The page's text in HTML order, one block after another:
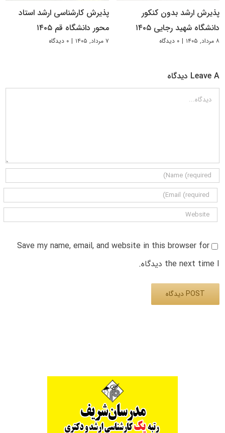
پذیرش ارشد بدون کنکور
دانشگاه شهید رجایی ۱۴۰۵
۸ مرداد, ۱۴۰۵ | ۰ دیدگاه
پذیرش کارشناسی ارشد استاد
محور دانشگاه قم ۱۴۰۵
۷ مرداد, ۱۴۰۵ | ۰ دیدگاه
Leave A دیدگاه
دیدگاه
Save my name, email, and website in this browser for
the next time I دیدگاه.